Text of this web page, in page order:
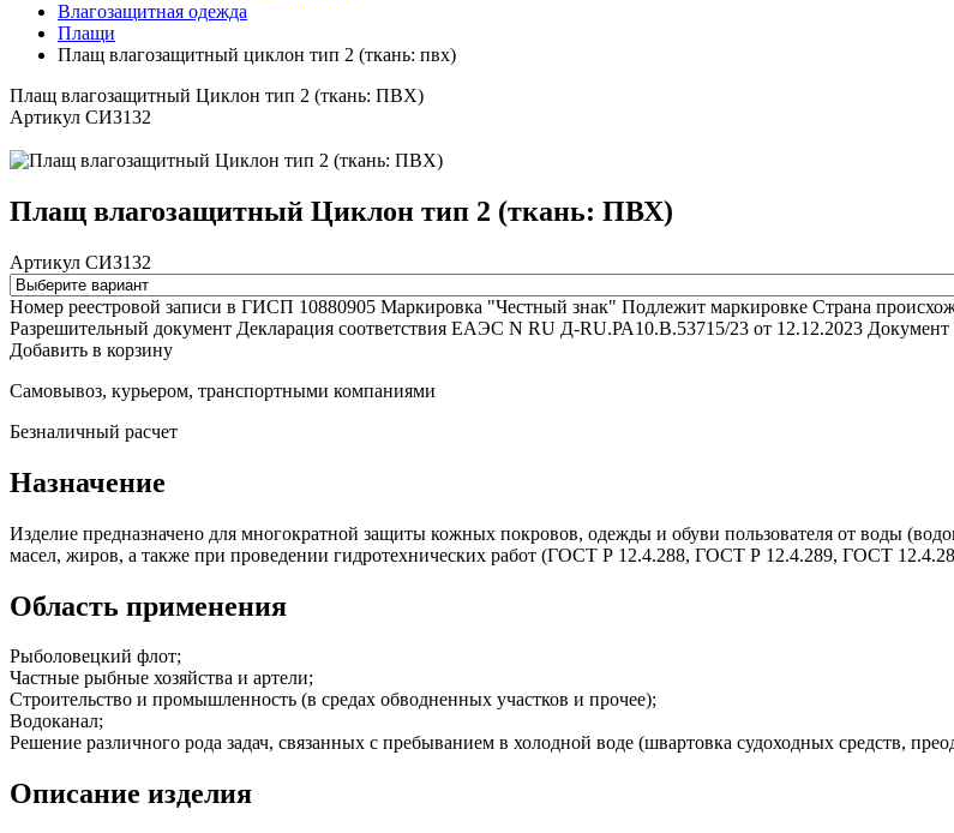
Влагозащитная одежда
Плащи
Плащ влагозащитный циклон тип 2 (ткань: пвх)
Плащ влагозащитный Циклон тип 2 (ткань: ПВХ)
Артикул СИЗ132
Плащ влагозащитный Циклон тип 2 (ткань: ПВХ)
Артикул СИЗ132
Номер реестровой записи в ГИСП 10880905 Маркировка "Честный знак" Подлежит маркировке Страна
Разрешительный документ Декларация соответствия ЕАЭС N RU Д-RU.РА10.В.53715/23 от 12.12.2023
Добавить в корзину
Самовывоз, курьером, транспортными компаниями
Безналичный расчет
Назначение
Изделие предназначено для многократной защиты кожных покровов, одежды и обуви пользователя от воды
масел, жиров, а также при проведении гидротехнических работ (ГОСТ Р 12.4.288, ГОСТ Р 12.4.289, ГОСТ
Область применения
Рыболовецкий флот;
Частные рыбные хозяйства и артели;
Строительство и промышленность (в средах обводненных участков и прочее);
Водоканал;
Решение различного рода задач, связанных с пребыванием в холодной воде (швартовка судоходных средств,
Описание изделия